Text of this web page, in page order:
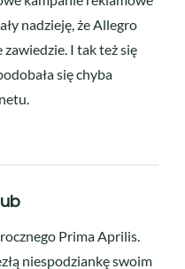
nadzieję, że Allegro
I tak też się
się chyba
Prima Aprilis.
niespodziankę swoim